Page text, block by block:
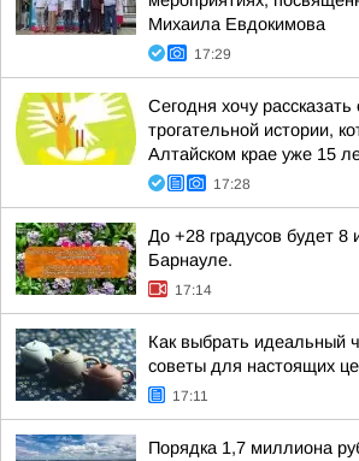
Михаила Евдокимова
17:29
Сегодня хочу
трогательной истории,
Алтайском крае уже 15
17:28
До +28 градусов будет 8
Барнауле.
17:14
Как выбрать идеальный
советы для настоящих
17:11
Порядка 1,7 миллиона